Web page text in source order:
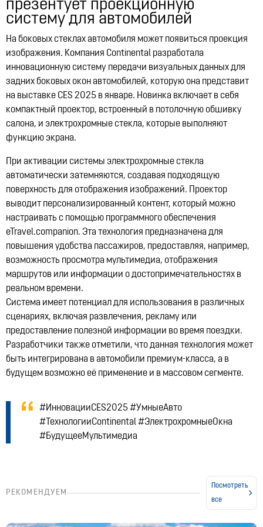
презентует проекционную
систему для автомобилей
На боковых стеклах автомобиля может появиться проекция
изображения. Компания Continental разработала
инновационную систему передачи визуальных данных для
задних боковых окон автомобилей, которую она представит
на выставке CES 2025 в январе. Новинка включает в себя
компактный проектор, встроенный в потолочную обшивку
салона, и электрохромные стекла, которые выполняют
функцию экрана.
При активации системы электрохромные стекла
автоматически затемняются, создавая подходящую
поверхность для отображения изображений. Проектор
выводит персонализированный контент, который можно
настраивать с помощью программного обеспечения
eTravel.companion. Эта технология предназначена для
повышения удобства пассажиров, предоставляя, например,
возможность просмотра мультимедиа, отображения
маршрутов или информации о достопримечательностях в
реальном времени.
Система имеет потенциал для использования в различных
сценариях, включая развлечения, рекламу или
предоставление полезной информации во время поездки.
Разработчики также отметили, что данная технология может
быть интегрирована в автомобили премиум-класса, а в
будущем возможно её применение и в массовом сегменте.
#ИнновацииCES2025 #УмныеАвто
#ТехнологииContinental #ЭлектрохромныеОкна
#БудущееМультимедиа
12:21, 14.07.2026 10322
РЕКОМЕНДУЕМ
Посмотреть
все